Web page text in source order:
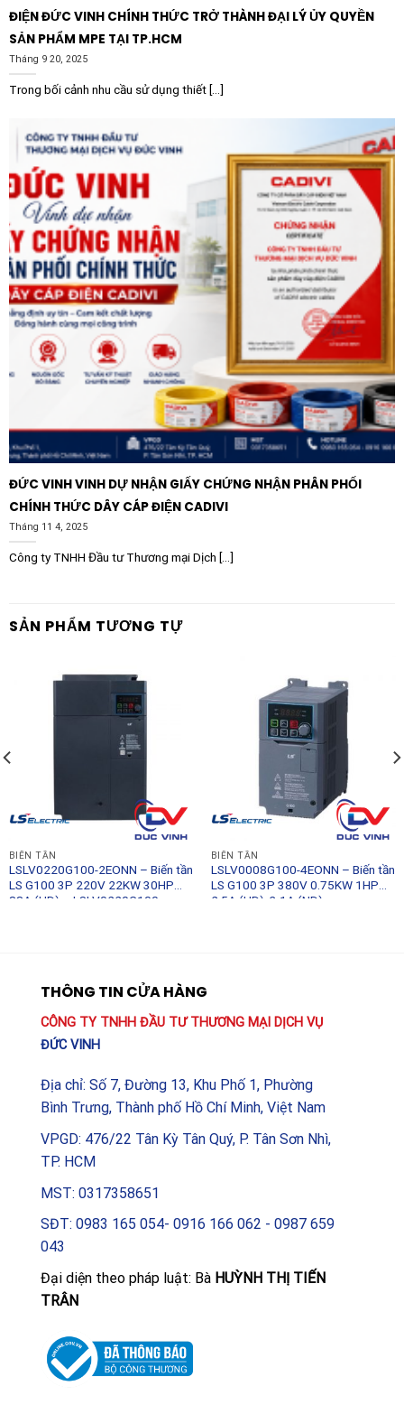
ĐIỆN ĐỨC VINH CHÍNH THỨC TRỞ THÀNH ĐẠI LÝ ỦY QUYỀN
SẢN PHẨM MPE TẠI TP.HCM
Tháng 9 20, 2025
Trong bối cảnh nhu cầu sử dụng thiết [...]
ĐỨC VINH VINH DỰ NHẬN GIẤY CHỨNG NHẬN PHÂN PHỐI
CHÍNH THỨC DÂY CÁP ĐIỆN CADIVI
Tháng 11 4, 2025
Công ty TNHH Đầu tư Thương mại Dịch [...]
SẢN PHẨM TƯƠNG TỰ
BIẾN TẦN
LSLV0220G100-2EONN – Biến tần
LS G100 3P 220V 22KW 30HP
88A (HD) – LSLV0220G100-
BIẾN TẦN
LSLV0008G100-4EONN – Biến tần
LS G100 3P 380V 0.75KW 1HP
2.5A (HD), 3.1A (ND) –
THÔNG TIN CỬA HÀNG
CÔNG TY TNHH ĐẦU TƯ THƯƠNG MẠI DỊCH VỤ
ĐỨC VINH
Địa chỉ: Số 7, Đường 13, Khu Phố 1, Phường
Bình Trưng, Thành phố Hồ Chí Minh, Việt Nam
VPGD: 476/22 Tân Kỳ Tân Quý, P. Tân Sơn Nhì,
TP. HCM
MST: 0317358651
SĐT: 0983 165 054- 0916 166 062 - 0987 659
043
Đại diện theo pháp luật: Bà HUỲNH THỊ TIẾN
TRÂN